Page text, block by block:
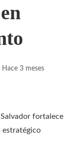
Hace 3 meses